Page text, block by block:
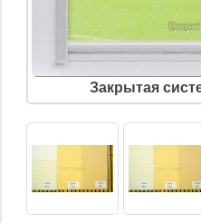
Закрытая